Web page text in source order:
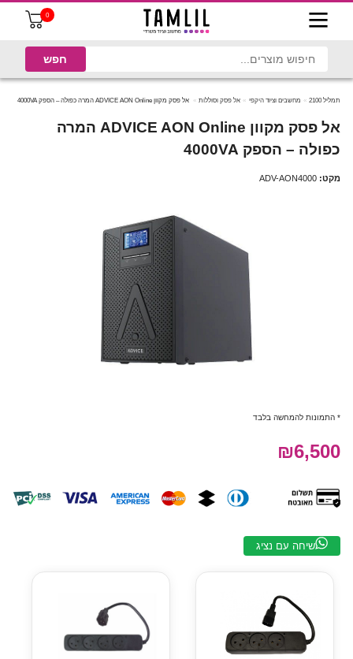
0
תמליל 2100 מחשבים וציוד היקפי אל פסק וסוללות ‏אל פסק מקוון ADVICE AON Online המרה כפולה – הספק 4000VA
‏אל פסק מקוון ADVICE AON Online המרה
כפולה – הספק 4000VA
מקט: ADV-AON4000
* התמונות להמחשה בלבד
₪6,500
שיחה עם נציג